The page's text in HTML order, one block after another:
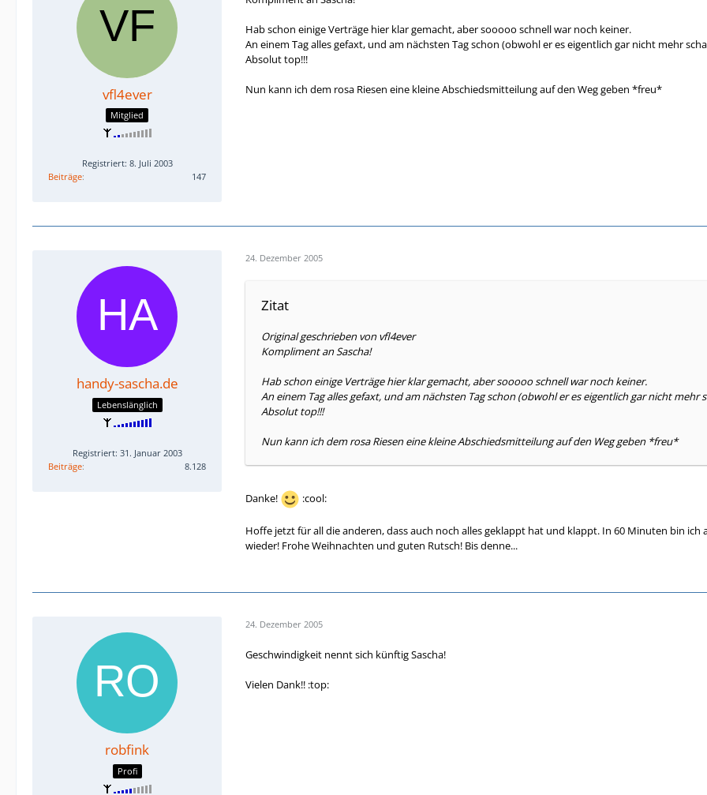
vfl4ever
Mitglied
Registriert: 8. Juli 2003
Beiträge
147
Hab schon einige Verträge hier klar gemacht, aber sooooo schnell war noch keiner.
An einem Tag alles gefaxt, und am nächsten Tag schon (obwohl er es eigentlich gar nicht mehr
Absolut top!!!
Nun kann ich dem rosa Riesen eine kleine Abschiedsmitteilung auf den Weg geben *freu*
handy-sascha.de
Lebenslänglich
Registriert: 31. Januar 2003
Beiträge
8.128
24. Dezember 2005
Zitat
Original geschrieben von vfl4ever
Kompliment an Sascha!
Hab schon einige Verträge hier klar gemacht, aber sooooo schnell war noch keiner.
An einem Tag alles gefaxt, und am nächsten Tag schon (obwohl er es eigentlich gar nicht
Absolut top!!!
Nun kann ich dem rosa Riesen eine kleine Abschiedsmitteilung auf den Weg geben *freu*
Danke! :cool:
Hoffe jetzt für all die anderen, dass auch noch alles geklappt hat und klappt. In 60 Minuten bin ich
wieder! Frohe Weihnachten und guten Rutsch! Bis denne...
robfink
Profi
24. Dezember 2005
Geschwindigkeit nennt sich künftig Sascha!
Vielen Dank!! :top: